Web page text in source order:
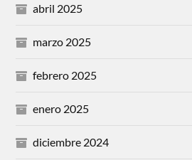
abril 2025
marzo 2025
febrero 2025
enero 2025
diciembre 2024